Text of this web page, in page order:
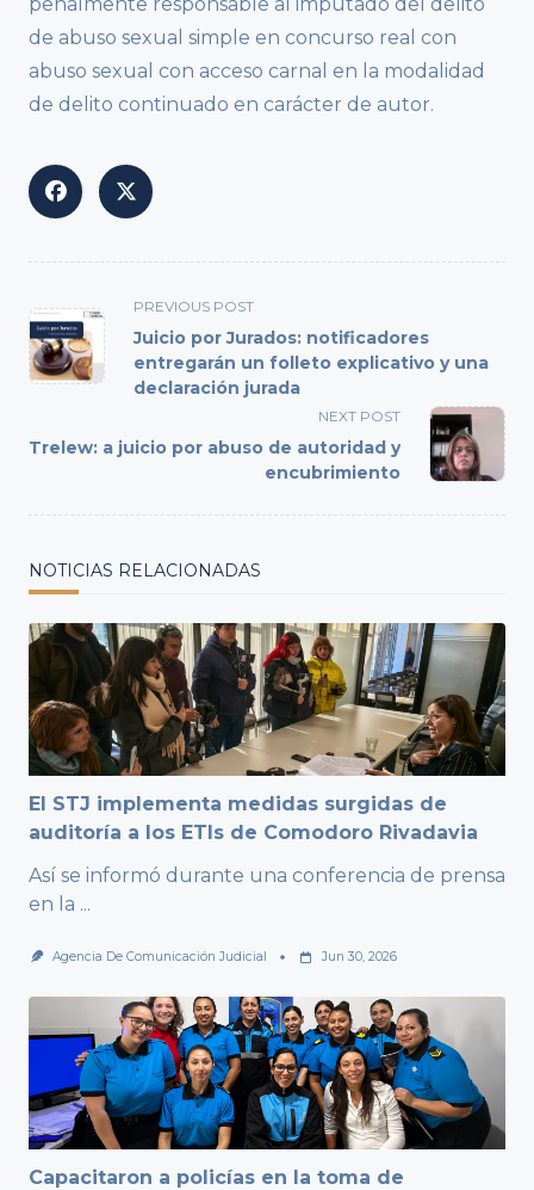
penalmente responsable al imputado del delito
de abuso sexual simple en concurso real con
abuso sexual con acceso carnal en la modalidad
de delito continuado en carácter de autor.
<span
class="nav-
subtitle
screen-
text">Page</span>
PREVIOUS POST
Juicio por Jurados: notificadores
entregarán un folleto explicativo y una
declaración jurada
NEXT POST
Trelew: a juicio por abuso de autoridad y
encubrimiento
NOTICIAS RELACIONADAS
El STJ implementa medidas surgidas de
auditoría a los ETIs de Comodoro Rivadavia
Así se informó durante una conferencia de prensa
en la ...
Agencia De Comunicación Judicial Jun 30, 2026
Capacitaron a policías en la toma de